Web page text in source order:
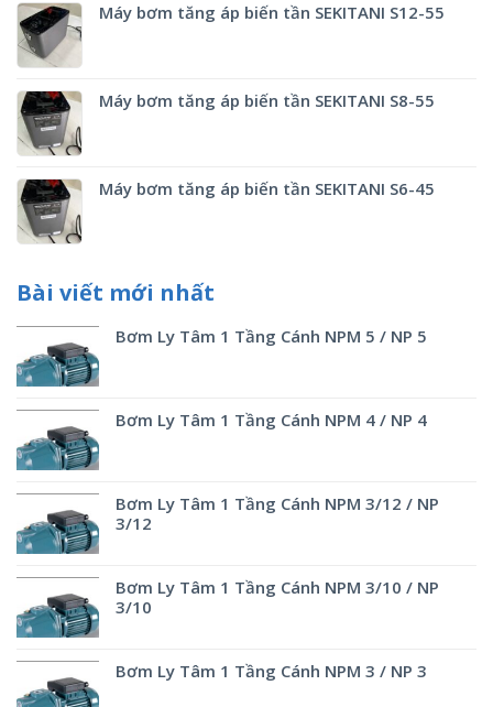
Máy bơm tăng áp biến tần SEKITANI S12-55
Máy bơm tăng áp biến tần SEKITANI S8-55
Máy bơm tăng áp biến tần SEKITANI S6-45
Bài viết mới nhất
Bơm Ly Tâm 1 Tầng Cánh NPM 5 / NP 5
Bơm Ly Tâm 1 Tầng Cánh NPM 4 / NP 4
Bơm Ly Tâm 1 Tầng Cánh NPM 3/12 / NP
3/12
Bơm Ly Tâm 1 Tầng Cánh NPM 3/10 / NP
3/10
Bơm Ly Tâm 1 Tầng Cánh NPM 3 / NP 3